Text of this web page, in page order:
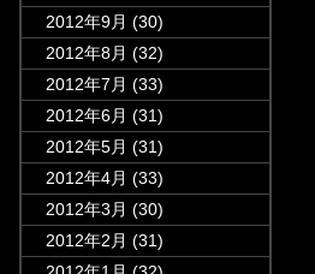
2012年9月 (30)
2012年8月 (32)
2012年7月 (33)
2012年6月 (31)
2012年5月 (31)
2012年4月 (33)
2012年3月 (30)
2012年2月 (31)